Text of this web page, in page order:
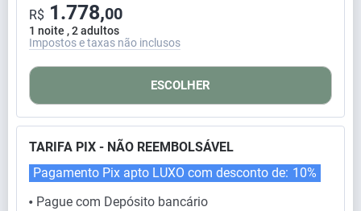
1 noite , 2 adultos
R$ 1.778,00
Impostos e taxas não inclusos
ESCOLHER
TARIFA PIX - NÃO REEMBOLSÁVEL
⬤ Pague com Depósito bancário
Pagamento Pix apto LUXO com desconto de: 10%